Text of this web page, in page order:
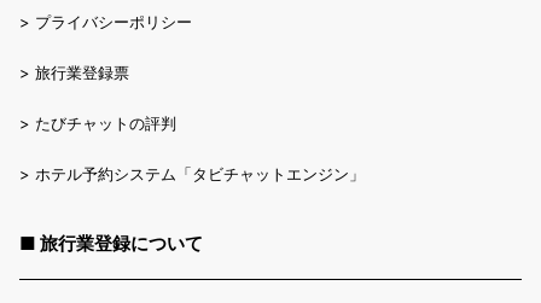
> プライバシーポリシー
> 旅行業登録票
> たびチャットの評判
> ホテル予約システム「タビチャットエンジン」
■ 旅行業登録について